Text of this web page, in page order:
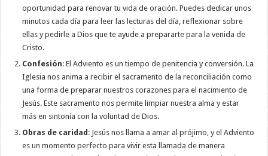
oportunidad para renovar tu vida de oración. Puedes dedicar unos
minutos cada día para leer las lecturas del día, reflexionar sobre
ellas y pedirle a Dios que te ayude a prepararte para la venida de
Cristo.
Confesión: El Adviento es un tiempo de penitencia y conversión. La
Iglesia nos anima a recibir el sacramento de la reconciliación como
una forma de preparar nuestros corazones para el nacimiento de
Jesús. Este sacramento nos permite limpiar nuestra alma y estar
más en sintonía con la voluntad de Dios.
Obras de caridad : Jesús nos llama a amar al prójimo, y el Adviento
es un momento perfecto para vivir esta llamada de manera